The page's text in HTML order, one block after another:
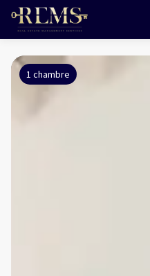
1 chambre